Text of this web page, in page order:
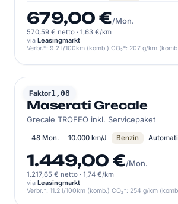
679,00 €/Mon.
570,59 € netto · 1,63 €/km
via Leasingmarkt
Verbr.*: 9.2 l/100km (komb.) CO₂*: 207 g/km
Faktor1,08
MASERATI
Maserati Grecale
Grecale TROFEO inkl. Servicepaket
48 Mon. 10.000 km/J Benzin
1.449,00 €/Mon.
1.217,65 € netto · 1,74 €/km
via Leasingmarkt
Verbr.*: 11.2 l/100km (komb.) CO₂*: 254 g/km